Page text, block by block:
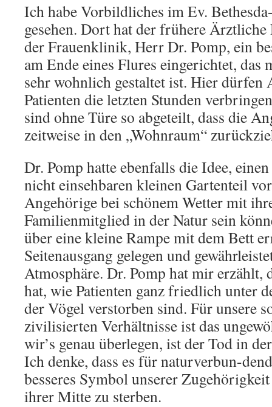
Ich habe Vorbildliches im Ev.
gesehen. Dort hat der frühere
der Frauenklinik, Herr Dr. Pomp, ein
am Ende eines Flures eingerichtet, das
sehr wohnlich gestaltet ist. Hier dürfen
Patienten die letzten Stunden
sind ohne Türe so abgeteilt, dass die
zeitweise in den „Wohnraum“
Dr. Pomp hatte ebenfalls die Idee,
nicht einsehbaren kleinen Gartenteil
Angehörige bei schönem Wetter mit
Familienmitglied in der Natur sein
über eine kleine Rampe mit dem Bett
Seitenausgang gelegen und
Atmosphäre. Dr. Pomp hat mir erzählt,
hat, wie Patienten ganz friedlich unter
der Vögel verstorben sind. Für unsere
zivilisierten Verhältnisse ist das
wir’s genau überlegen, ist der Tod in
Ich denke, dass es für naturverbun-
besseres Symbol unserer
ihrer Mitte zu sterben.